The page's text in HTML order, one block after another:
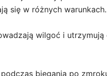
się w różnych warunkach.
wilgoć i
biegania po